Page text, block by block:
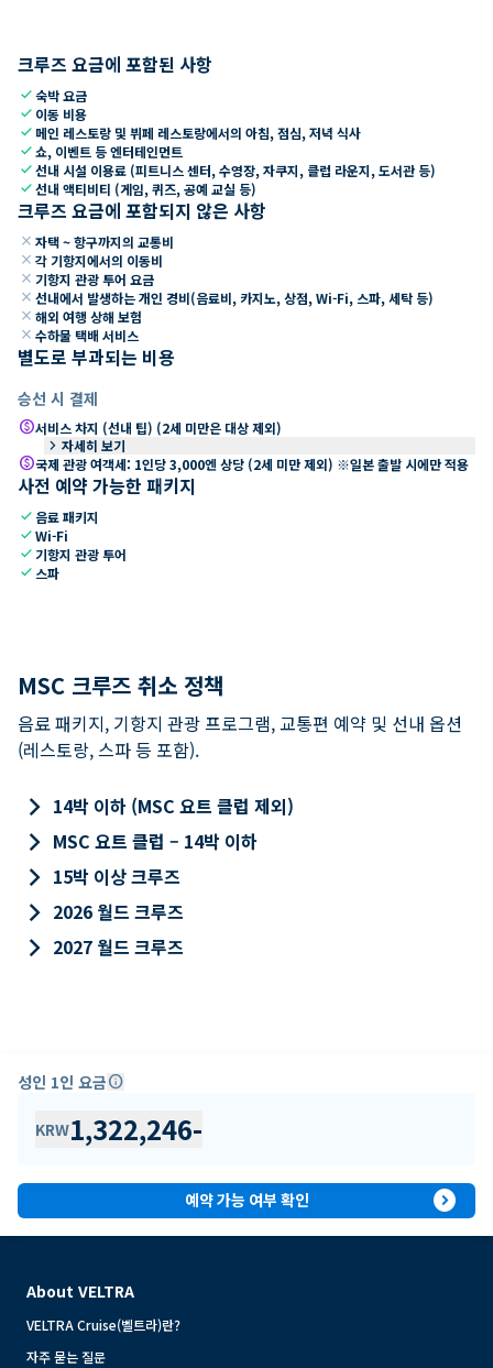
크루즈 요금에 포함된 사항
check숙박 요금
check 이동 비용
check 메인 레스토랑 및 뷔페 레스토랑에서의 아침, 점심, 저녁 식사
check쇼, 이벤트 등 엔터테인먼트
check선내 시설 이용료 (피트니스 센터, 수영장, 자쿠지, 클럽 라운지, 도서관 등)
check선내 액티비티 (게임, 퀴즈, 공예 교실 등)
크루즈 요금에 포함되지 않은 사항
close 자택 ~ 항구까지의 교통비
close 각 기항지에서의 이동비
close 기항지 관광 투어 요금
close 선내에서 발생하는 개인 경비(음료비, 카지노, 상점, Wi-Fi, 스파, 세탁 등)
close 해외 여행 상해 보험
close 수하물 택배 서비스
별도로 부과되는 비용
승선 시 결제
paid서비스 차지 (선내 팁) (2세 미만은 대상 제외)
keyboard_arrow_right 자세히 보기
paid국제 관광 여객세: 1인당 3,000엔 상당 (2세 미만 제외) ※일본 출발 시에만 적용
사전 예약 가능한 패키지
check 음료 패키지
checkWi-Fi
check 기항지 관광 투어
check 스파
MSC 크루즈 취소 정책
음료 패키지, 기항지 관광 프로그램, 교통편 예약 및 선내 옵션
(레스토랑, 스파 등 포함).
keyboard_arrow_right 14박 이하 (MSC 요트 클럽 제외)
keyboard_arrow_right MSC 요트 클럽 – 14박 이하
keyboard_arrow_right 15박 이상 크루즈
keyboard_arrow_right 2026 월드 크루즈
keyboard_arrow_right 2027 월드 크루즈
성인 1인 요금info
KRW1,322,246-
예약 가능 여부 확인 expand_circle_right
About VELTRA
VELTRA Cruise(벨트라)란?
자주 묻는 질문